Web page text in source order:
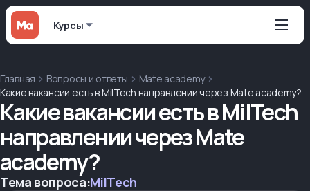
Курсы
Главная Вопросы и ответы
Mate academy
Какие вакансии есть в MilTech направлении через Mate academy?
Какие вакансии есть в MilTech
направлении через Mate
academy?
Тема вопроса:MilTech